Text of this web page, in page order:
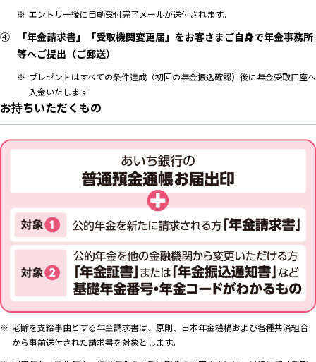
エントリー後に自動受付完了メールが送付されます。
「年金請求書」「受取機関変更届」をお客さまご自身で年金事務所
等へご提出（ご郵送）
プレゼントはすべての条件達成（初回の年金振込確認）後に年金受取口座へ
入金いたします
お持ちいただくもの
老齢を支給事由とする年金請求書は、原則、日本年金機構および各種共済組合
から事前送付された請求書を対象とします。